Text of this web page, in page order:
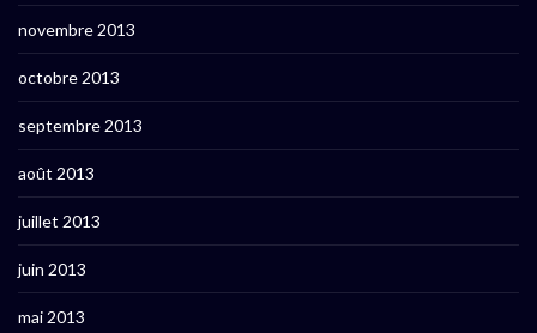
novembre 2013
octobre 2013
septembre 2013
août 2013
juillet 2013
juin 2013
mai 2013